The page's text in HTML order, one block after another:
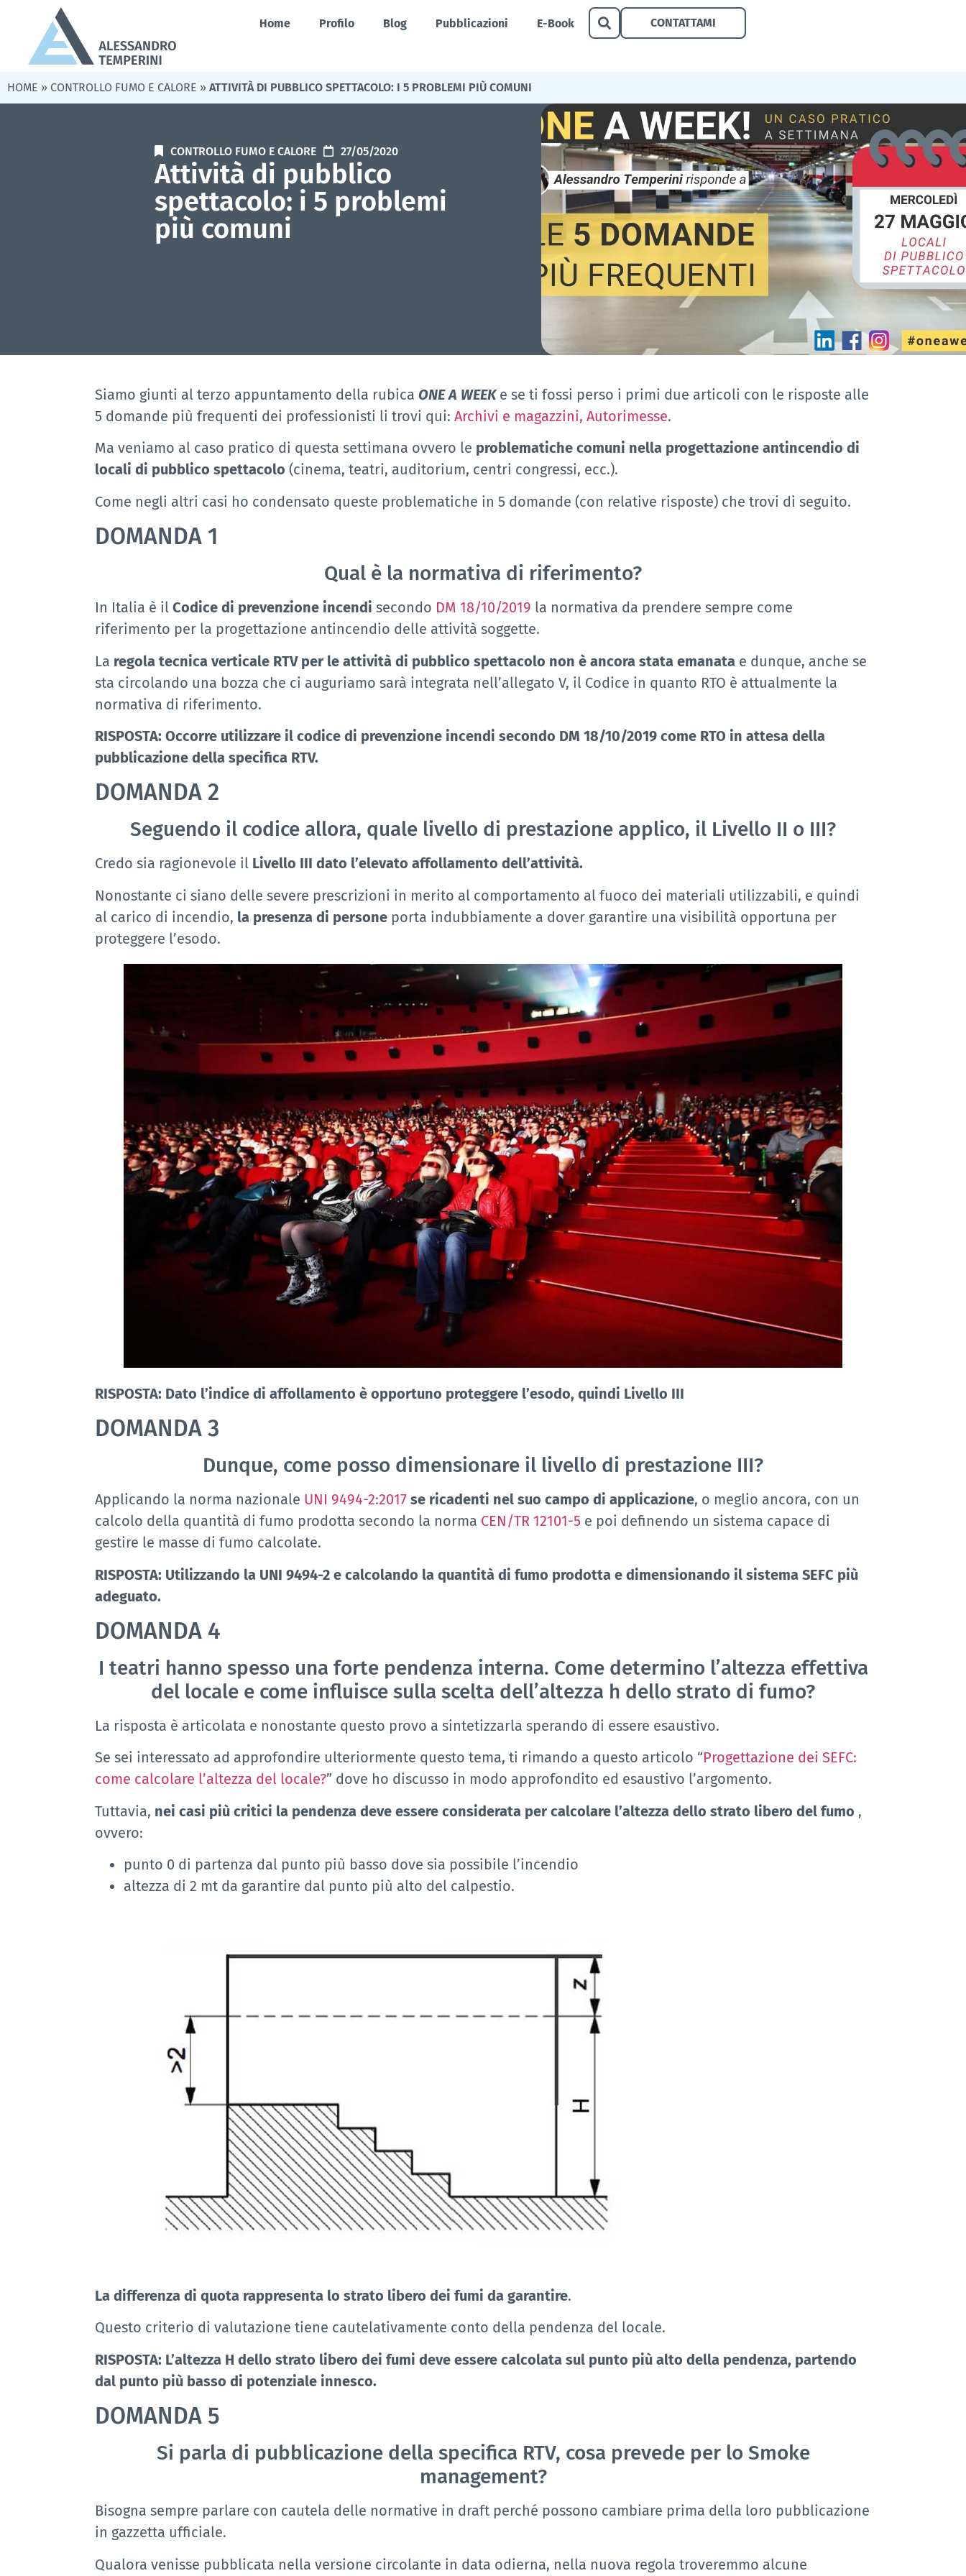
Home Profilo Blog Pubblicazioni E-Book CONTATTAMI
HOME » CONTROLLO FUMO E CALORE » ATTIVITÀ DI PUBBLICO SPETTACOLO: I 5 PROBLEMI PIÙ COMUNI
CONTROLLO FUMO E CALORE 27/05/2020
Attività di pubblico
spettacolo: i 5 problemi
più comuni
Siamo giunti al terzo appuntamento della rubica ONE A WEEKe se ti fossi perso i primi due articoli con le risposte alle
5 domande più frequenti dei professionisti li trovi qui: Archivi e magazzini, Autorimesse.
Ma veniamo al caso pratico di questa settimana ovvero le problematiche comuni nella progettazione antincendio di
locali di pubblico spettacolo (cinema, teatri, auditorium, centri congressi, ecc.).
Come negli altri casi ho condensato queste problematiche in 5 domande (con relative risposte) che trovi di seguito.
DOMANDA 1
Qual è la normativa di riferimento?
In Italia è il Codice di prevenzione incendi secondo DM 18/10/2019 la normativa da prendere sempre come
riferimento per la progettazione antincendio delle attività soggette.
La regola tecnica verticale RTV per le attività di pubblico spettacolo non è ancora stata emanata e dunque, anche se
sta circolando una bozza che ci auguriamo sarà integrata nell’allegato V, il Codice in quanto RTO è attualmente la
normativa di riferimento.
RISPOSTA: Occorre utilizzare il codice di prevenzione incendi secondo DM 18/10/2019 come RTO in attesa della
pubblicazione della specifica RTV.
DOMANDA 2
Seguendo il codice allora, quale livello di prestazione applico, il Livello II o III?
Credo sia ragionevole il Livello III dato l’elevato affollamento dell’attività.
Nonostante ci siano delle severe prescrizioni in merito al comportamento al fuoco dei materiali utilizzabili, e quindi
al carico di incendio, la presenza di persone porta indubbiamente a dover garantire una visibilità opportuna per
proteggere l’esodo.
RISPOSTA: Dato l’indice di affollamento è opportuno proteggere l’esodo, quindi Livello III
DOMANDA 3
Dunque, come posso dimensionare il livello di prestazione III?
Applicando la norma nazionale UNI 9494-2:2017 se ricadenti nel suo campo di applicazione, o meglio ancora, con un
calcolo della quantità di fumo prodotta secondo la norma CEN/TR 12101-5 e poi definendo un sistema capace di
gestire le masse di fumo calcolate.
RISPOSTA: Utilizzando la UNI 9494-2 e calcolando la quantità di fumo prodotta e dimensionando il sistema SEFC più
adeguato.
DOMANDA 4
I teatri hanno spesso una forte pendenza interna. Come determino l’altezza effettiva
del locale e come influisce sulla scelta dell’altezza h dello strato di fumo?
La risposta è articolata e nonostante questo provo a sintetizzarla sperando di essere esaustivo.
Se sei interessato ad approfondire ulteriormente questo tema, ti rimando a questo articolo “Progettazione dei SEFC:
come calcolare l’altezza del locale?” dove ho discusso in modo approfondito ed esaustivo l’argomento.
Tuttavia, nei casi più critici la pendenza deve essere considerata per calcolare l’altezza dello strato libero del fumo ,
ovvero:
punto 0 di partenza dal punto più basso dove sia possibile l’incendio
altezza di 2 mt da garantire dal punto più alto del calpestio.
La differenza di quota rappresenta lo strato libero dei fumi da garantire.
Questo criterio di valutazione tiene cautelativamente conto della pendenza del locale.
RISPOSTA: L’altezza H dello strato libero dei fumi deve essere calcolata sul punto più alto della pendenza, partendo
dal punto più basso di potenziale innesco.
DOMANDA 5
Si parla di pubblicazione della specifica RTV, cosa prevede per lo Smoke
management?
Bisogna sempre parlare con cautela delle normative in draft perché possono cambiare prima della loro pubblicazione
in gazzetta ufficiale.
Qualora venisse pubblicata nella versione circolante in data odierna, nella nuova regola troveremmo alcune